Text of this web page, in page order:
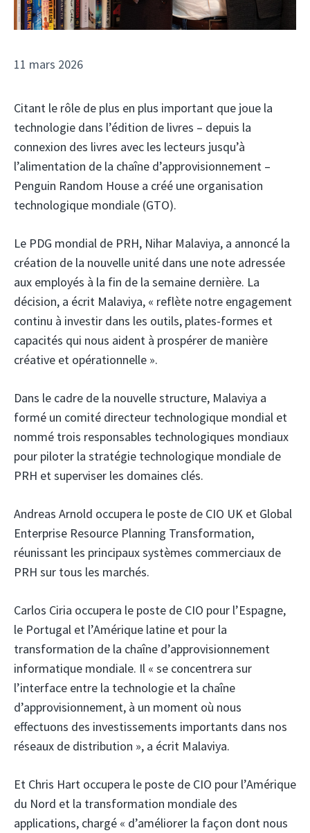
11 mars 2026
Citant le rôle de plus en plus important que joue la
technologie dans l’édition de livres – depuis la
connexion des livres avec les lecteurs jusqu’à
l’alimentation de la chaîne d’approvisionnement – ​​
Penguin Random House a créé une organisation
technologique mondiale (GTO).
Le PDG mondial de PRH, Nihar Malaviya, a annoncé la
création de la nouvelle unité dans une note adressée
aux employés à la fin de la semaine dernière. La
décision, a écrit Malaviya, « reflète notre engagement
continu à investir dans les outils, plates-formes et
capacités qui nous aident à prospérer de manière
créative et opérationnelle ».
Dans le cadre de la nouvelle structure, Malaviya a
formé un comité directeur technologique mondial et
nommé trois responsables technologiques mondiaux
pour piloter la stratégie technologique mondiale de
PRH et superviser les domaines clés.
Andreas Arnold occupera le poste de CIO UK et Global
Enterprise Resource Planning Transformation,
réunissant les principaux systèmes commerciaux de
PRH sur tous les marchés.
Carlos Ciria occupera le poste de CIO pour l’Espagne,
le Portugal et l’Amérique latine et pour la
transformation de la chaîne d’approvisionnement
informatique mondiale. Il « se concentrera sur
l’interface entre la technologie et la chaîne
d’approvisionnement, à un moment où nous
effectuons des investissements importants dans nos
réseaux de distribution », a écrit Malaviya.
Et Chris Hart occupera le poste de CIO pour l’Amérique
du Nord et la transformation mondiale des
applications, chargé « d’améliorer la façon dont nous